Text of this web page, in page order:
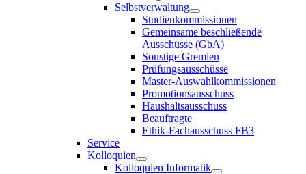
Selbstverwaltung
Studienkommissionen
Gemeinsame beschließende
Ausschüsse (GbA)
Sonstige Gremien
Prüfungsausschüsse
Master-Auswahlkommissionen
Promotionsausschuss
Haushaltsausschuss
Beauftragte
Ethik-Fachausschuss FB3
Service
Kolloquien
Kolloquien Informatik